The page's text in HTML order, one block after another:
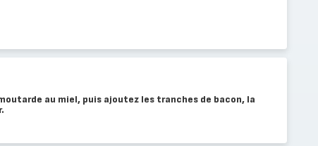
au miel, puis ajoutez les tranches de bacon, la